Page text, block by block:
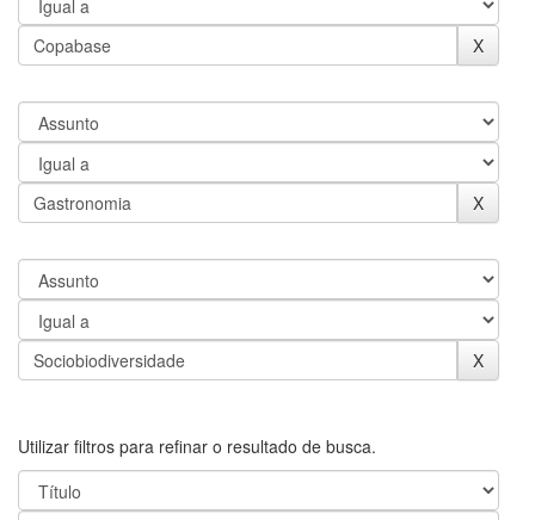
Utilizar filtros para refinar o resultado de busca.